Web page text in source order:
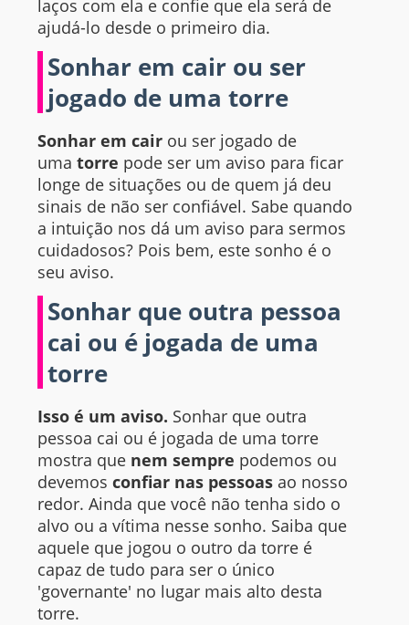
laços com ela e confie que ela será de
ajudá-lo desde o primeiro dia.
Sonhar em cair ou ser
jogado de uma torre
Sonhar em cair ou ser jogado de
umatorre pode ser um aviso para ficar
longe de situações ou de quem já deu
sinais de não ser confiável. Sabe quando
a intuição nos dá um aviso para sermos
cuidadosos? Pois bem, este sonho é o
seu aviso.
Sonhar que outra pessoa
cai ou é jogada de uma
torre
Isso é um aviso. Sonhar que outra
pessoa cai ou é jogada de uma torre
mostra que nem sempre podemos ou
devemosconfiar nas pessoas ao nosso
redor. Ainda que você não tenha sido o
alvo ou a vítima nesse sonho. Saiba que
aquele que jogou o outro da torre é
capaz de tudo para ser o único
'governante' no lugar mais alto desta
torre.